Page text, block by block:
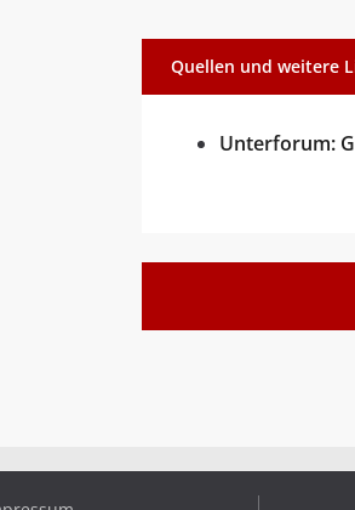
Quellen und weitere
Unterforum: